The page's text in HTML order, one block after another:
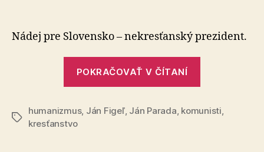
Nádej pre Slovensko – nekresťanský prezident.
POKRAČOVAŤ V ČÍTANÍ
skúseného
Značky
humanizmus, Ján Figeľ, Ján Parada, komunisti,
kresťanstvo